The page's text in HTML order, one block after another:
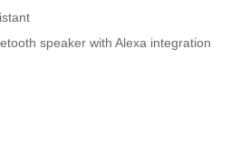
speaker with Alexa integration